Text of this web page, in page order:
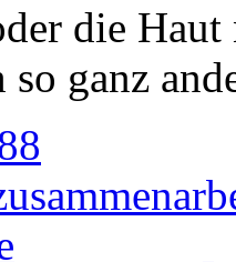
die
so ganz